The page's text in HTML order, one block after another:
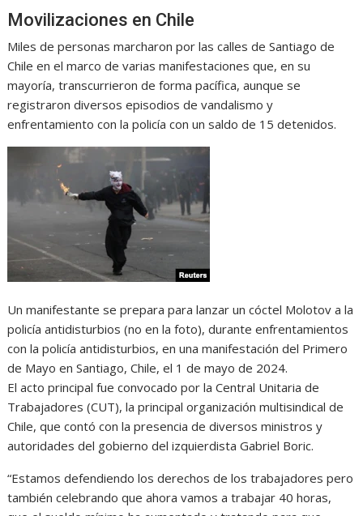
Movilizaciones en Chile
Miles de personas marcharon por las calles de Santiago de
Chile en el marco de varias manifestaciones que, en su
mayoría, transcurrieron de forma pacífica, aunque se
registraron diversos episodios de vandalismo y
enfrentamiento con la policía con un saldo de 15 detenidos.
Un manifestante se prepara para lanzar un cóctel Molotov a la
policía antidisturbios (no en la foto), durante enfrentamientos
con la policía antidisturbios, en una manifestación del Primero
de Mayo en Santiago, Chile, el 1 de mayo de 2024.
El acto principal fue convocado por la Central Unitaria de
Trabajadores (CUT), la principal organización multisindical de
Chile, que contó con la presencia de diversos ministros y
autoridades del gobierno del izquierdista Gabriel Boric.
“Estamos defendiendo los derechos de los trabajadores pero
también celebrando que ahora vamos a trabajar 40 horas,